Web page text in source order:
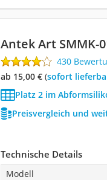
Antek Art SMMK-
430
ab 15,00 €( Sofort
Platz 2 im
Preisvergleich und
Technische Details
Modell